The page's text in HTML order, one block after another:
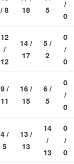
/ 8
18
5
/
0
12
/
12
14 /
17
5 /
2
0
/
0
9 /
11
16 /
15
6 /
5
0
/
0
4 /
5
13 /
13
14
/
13
0
/
0